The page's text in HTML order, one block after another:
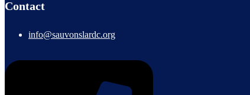
Contact
info@sauvonslardc.org